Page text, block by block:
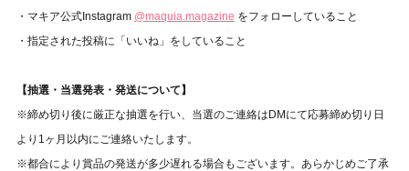
・マキア公式Instagram @maquia.magazine をフォローしていること
・指定された投稿に「いいね」をしていること
【抽選・当選発表・発送について】
※締め切り後に厳正な抽選を行い、当選のご連絡はDMにて応募締め切り日
より1ヶ月以内にご連絡いたします。
※都合により賞品の発送が多少遅れる場合もございます。あらかじめご了承